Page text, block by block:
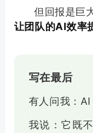
但回报是
让团队的AI效率
写在最后
有人问我：
我说：它既